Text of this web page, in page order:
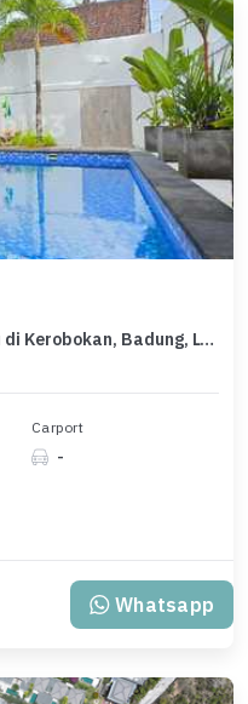
Dikontrakkan Rumah Terjangkau di Kerobokan, Badung, LT 300m²
Carport
-
Whatsapp